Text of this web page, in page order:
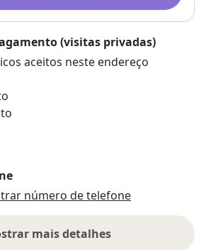
(visitas privadas)
aceitos neste endereço
número de telefone
mais detalhes
sobre o endereço